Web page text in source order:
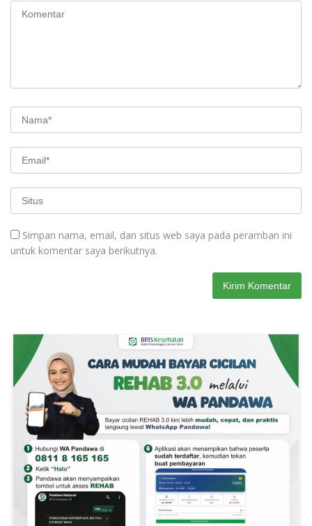
Simpan nama, email, dan situs web saya pada peramban ini
untuk komentar saya berikutnya.